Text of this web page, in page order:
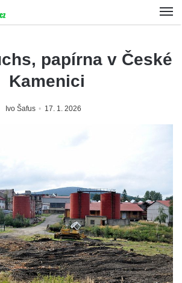
papírna v České
Kamenici
Ivo Šafus 17. 1. 2026